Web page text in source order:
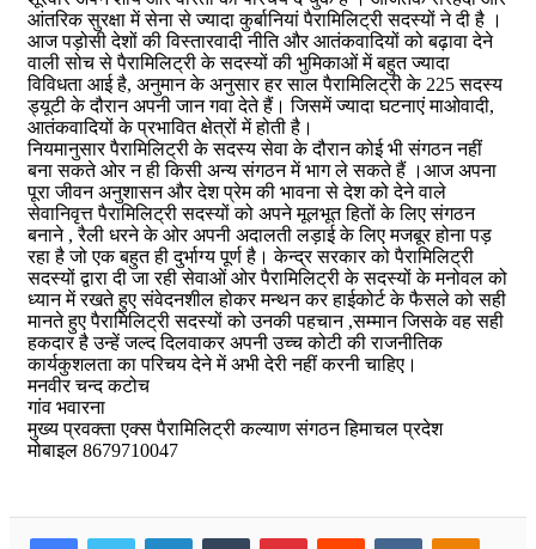
आंतरिक सुरक्षा में सेना से ज्यादा कुर्बानियां पैरामिलिट्री सदस्यों ने दी है ।
आज पड़ोसी देशों की विस्तारवादी नीति और आतंकवादियों को बढ़ावा देने
वाली सोच से पैरामिलिट्री के सदस्यों की भुमिकाओं में बहुत ज्यादा
विविधता आई है, अनुमान के अनुसार हर साल पैरामिलिट्री के 225 सदस्य
ड्यूटी के दौरान अपनी जान गवा देते हैं। जिसमें ज्यादा घटनाएं माओवादी,
आतंकवादियों के प्रभावित क्षेत्रों में होती है।
नियमानुसार पैरामिलिट्री के सदस्य सेवा के दौरान कोई भी संगठन नहीं
बना सकते ओर न ही किसी अन्य संगठन में भाग ले सकते हैं ।आज अपना
पूरा जीवन अनुशासन और देश प्रेम की भावना से देश को देने वाले
सेवानिवृत्त पैरामिलिट्री सदस्यों को अपने मूलभूत हितों के लिए संगठन
बनाने , रैली धरने के ओर अपनी अदालती लड़ाई के लिए मजबूर होना पड़
रहा है जो एक बहुत ही दुर्भाग्य पूर्ण है। केन्द्र सरकार को पैरामिलिट्री
सदस्यों द्वारा दी जा रही सेवाओं ओर पैरामिलिट्री के सदस्यों के मनोवल को
ध्यान में रखते हुए संवेदनशील होकर मन्थन कर हाईकोर्ट के फैसले को सही
मानते हुए पैरामिलिट्री सदस्यों को उनकी पहचान ,सम्मान जिसके वह सही
हकदार है उन्हें जल्द दिलवाकर अपनी उच्च कोटी की राजनीतिक
कार्यकुशलता का परिचय देने में अभी देरी नहीं करनी चाहिए।
मनवीर चन्द कटोच
गांव भवारना
मुख्य प्रवक्ता एक्स पैरामिलिट्री कल्याण संगठन हिमाचल प्रदेश
मोबाइल 8679710047
FacebookTwitterLinkedInTumblrPinterestReddit VKontakte